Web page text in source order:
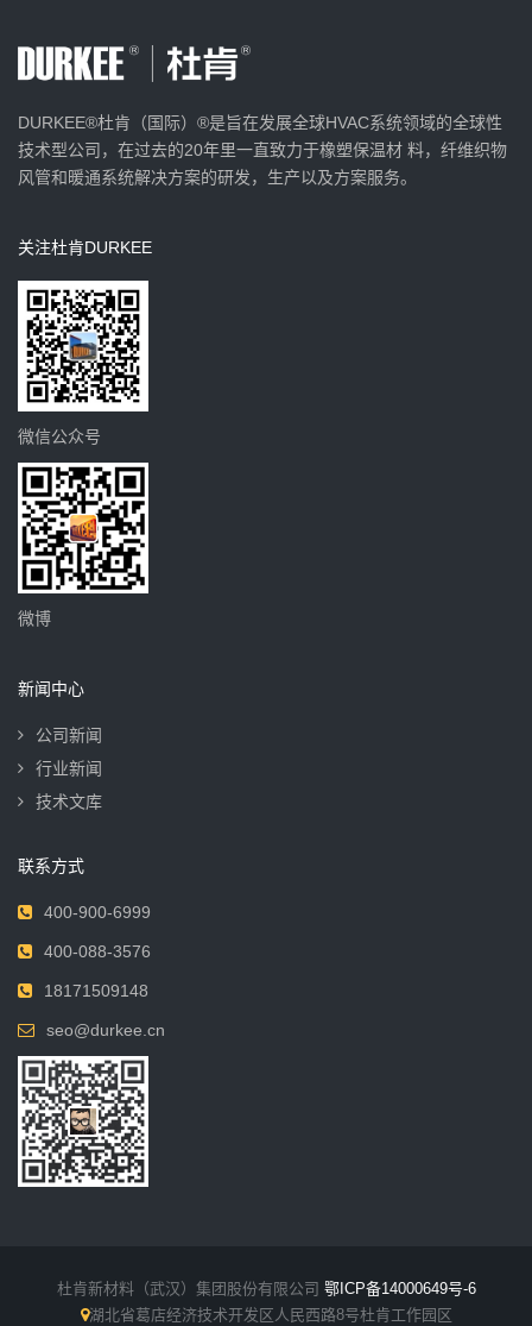
DURKEE®杜肯（国际）®是旨在发展全球HVAC系统领域的全球性
技术型公司，在过去的20年里一直致力于橡塑保温材 料，纤维织物
风管和暖通系统解决方案的研发，生产以及方案服务。
关注杜肯DURKEE
微信公众号
微博
新闻中心
公司新闻
行业新闻
技术文库
联系方式
400-900-6999
400-088-3576
18171509148
seo@durkee.cn
杜肯新材料（武汉）集团股份有限公司 鄂ICP备14000649号-6
湖北省葛店经济技术开发区人民西路8号杜肯工作园区